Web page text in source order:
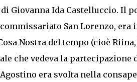
Giovanna Ida Castelluccio. Il
San Lorenzo, era
Nostra del tempo (cioè
che vedeva la partecipazione
era svolta nella